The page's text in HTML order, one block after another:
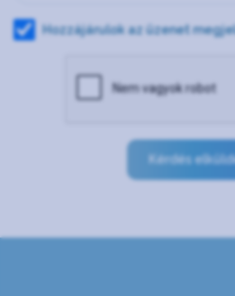
Hozzájárulok az üzenet
Kérdés